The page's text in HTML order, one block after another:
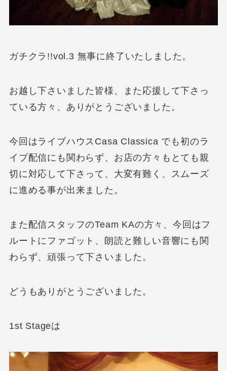
ガチクラ!!vol.3 無事に終了いたしました。
お越し下さいました皆様、また応援して下さっ
ている方々、ありがとうございました。
今回はライブハウスCasa Classica でも初のラ
イブ配信にも関わらず、お店の方々もとても親
切に対応して下さって、大変有難く、スムーズ
に進める事が出来ました。
また配信スタッフのTeam KAの方々、今回はフ
ルートにファゴット、朗読と難しい音響にも関
わらず、頑張って下さいました。
どうもありがとうございました。
1st Stageは